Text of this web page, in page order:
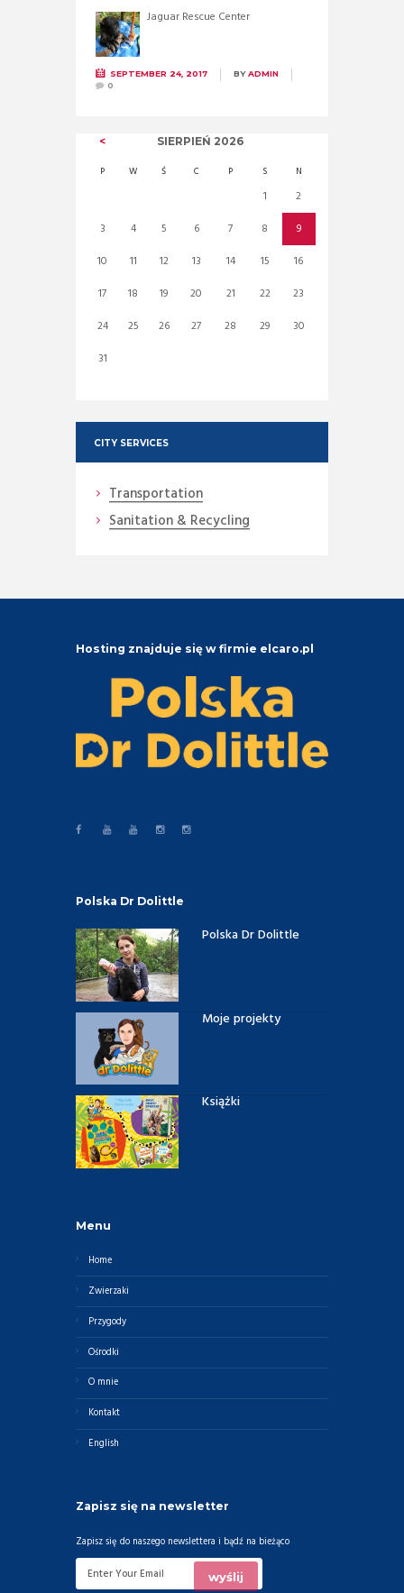
Jaguar Rescue Center
SEPTEMBER 24, 2017 BYADMIN
0
SIERPIEŃ 2026
P W Ś C P S N
1
2
3
4 5 6 7 8
9
10
11 12 13 14 15
16
17
18 19 20 21 22
23
24
25 26 27 28 29
30
31
CITY SERVICES
Transportation
Sanitation & Recycling
Hosting znajduje się w firmie elcaro.pl
Polska Dr Dolittle
Polska Dr Dolittle
Moje projekty
Książki
Menu
Home
Zwierzaki
Przygody
Ośrodki
O mnie
Kontakt
English
Zapisz się na newsletter
Zapisz się do naszego newslettera i bądź na bieżąco